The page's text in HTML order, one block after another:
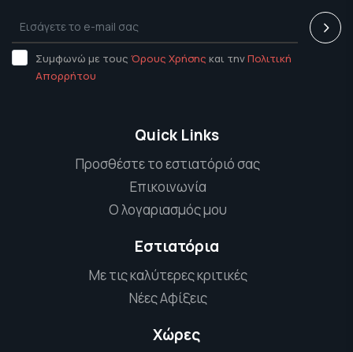
Συμφωνώ με τους Όρους Χρήσης και τηνΠολιτική
Απορρήτου
Quick Links
Προσθέστε το εστιατόριό σας
Επικοινωνία
Ο λογαριασμός μου
Εστιατόρια
Με τις καλύτερες κριτικές
Νέες Αφίξεις
Χώρες